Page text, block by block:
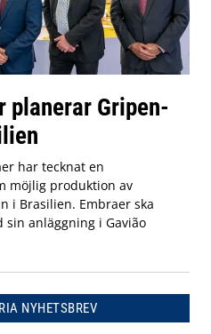
planerar Gripen-
har tecknat en
möjlig produktion av
i Brasilien. Embraer ska
anläggning i Gavião
NYHETSBREV